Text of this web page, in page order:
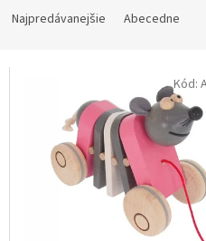
Najpredávanejšie Abecedne
Kód: